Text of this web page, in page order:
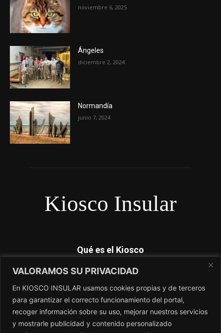
VALORAMOS SU PRIVACIDAD
En KIOSCO INSULAR usamos cookies propias y de terceros
para garantizar el correcto funcionamiento del portal,
recoger información sobre su uso, mejorar nuestros servicios
y mostrarle publicidad y contenido personalizado
noviembre 6, 2025
Ángeles
diciembre 2, 2024
Normandía
junio 7, 2024
Kiosco Insular
Qué es el Kiosco
Kiosco Insular es el magacín independiente de Canarias. No
dependemos de subvenciones y nosotros si contamos lo que
los periódicos no cuentan. El único periódico sin amo.
Contacto:redaccion@kioscoinsular.com